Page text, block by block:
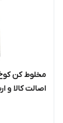
اصالت کالا و